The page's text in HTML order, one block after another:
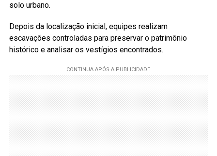
solo urbano.
Depois da localização inicial, equipes realizam
escavações controladas para preservar o patrimônio
histórico e analisar os vestígios encontrados.